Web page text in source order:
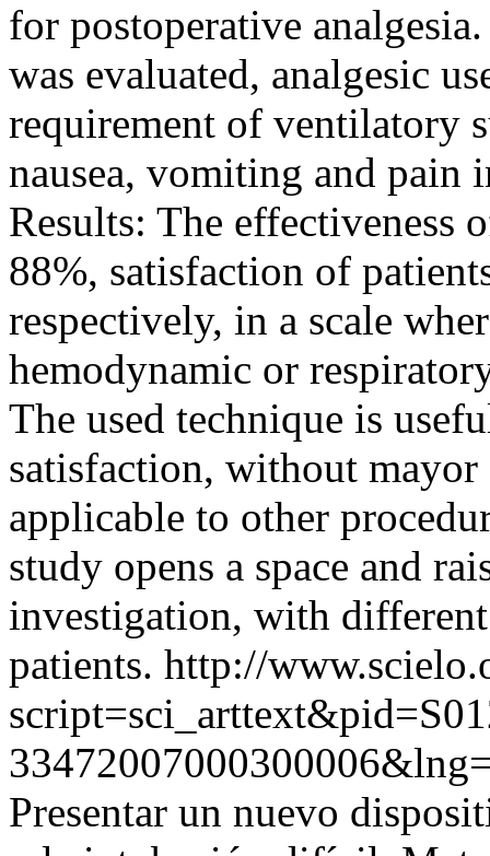
for postoperative
was evaluated, analgesic
requirement of ventilatory
nausea, vomiting and pain
Results: The effectiveness
88%, satisfaction of
respectively, in a scale
hemodynamic or
The used technique is
satisfaction, without
applicable to other
study opens a space and
investigation, with
patients. http://
Presentar un nuevo